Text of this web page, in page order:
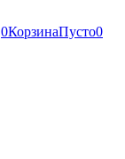
0КорзинаПусто0